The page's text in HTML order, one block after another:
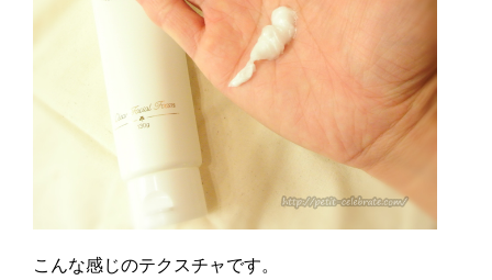
こんな感じのテクスチャです。